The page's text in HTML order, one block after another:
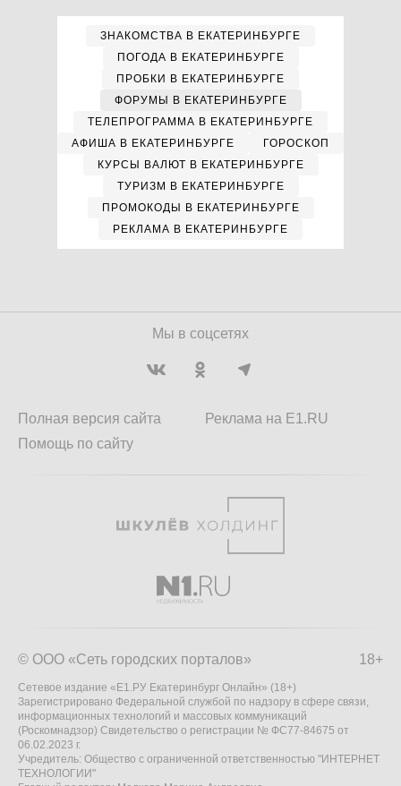
ЗНАКОМСТВА В ЕКАТЕРИНБУРГЕ
ПОГОДА В ЕКАТЕРИНБУРГЕ
ПРОБКИ В ЕКАТЕРИНБУРГЕ
ФОРУМЫ В ЕКАТЕРИНБУРГЕ
ТЕЛЕПРОГРАММА В ЕКАТЕРИНБУРГЕ
АФИША В ЕКАТЕРИНБУРГЕ
ГОРОСКОП
КУРСЫ ВАЛЮТ В ЕКАТЕРИНБУРГЕ
ТУРИЗМ В ЕКАТЕРИНБУРГЕ
ПРОМОКОДЫ В ЕКАТЕРИНБУРГЕ
РЕКЛАМА В ЕКАТЕРИНБУРГЕ
Мы в соцсетях
Полная версия сайта
Помощь по сайту
Реклама на E1.RU
18+
© ООО «Сеть городских порталов»
Сетевое издание «Е1.РУ Екатеринбург Онлайн» (18+)
Зарегистрировано Федеральной службой по надзору в сфере связи,
информационных технологий и массовых коммуникаций
(Роскомнадзор) Свидетельство о регистрации № ФС77-84675 от
06.02.2023 г.
Учредитель: Общество с ограниченной ответственностью "ИНТЕРНЕТ
ТЕХНОЛОГИИ"